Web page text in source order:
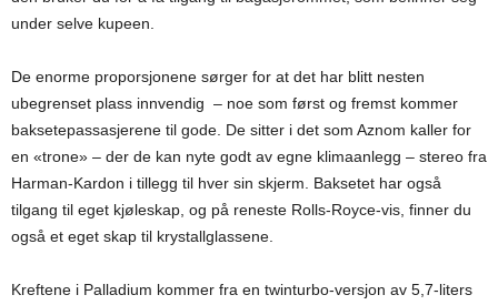
under selve kupeen.
De enorme proporsjonene sørger for at det har blitt nesten
ubegrenset plass innvendig – noe som først og fremst kommer
baksetepassasjerene til gode. De sitter i det som Aznom kaller for
en «trone» – der de kan nyte godt av egne klimaanlegg – stereo fra
Harman-Kardon i tillegg til hver sin skjerm. Baksetet har også
tilgang til eget kjøleskap, og på reneste Rolls-Royce-vis, finner du
også et eget skap til krystallglassene.
Kreftene i Palladium kommer fra en twinturbo-versjon av 5,7-liters